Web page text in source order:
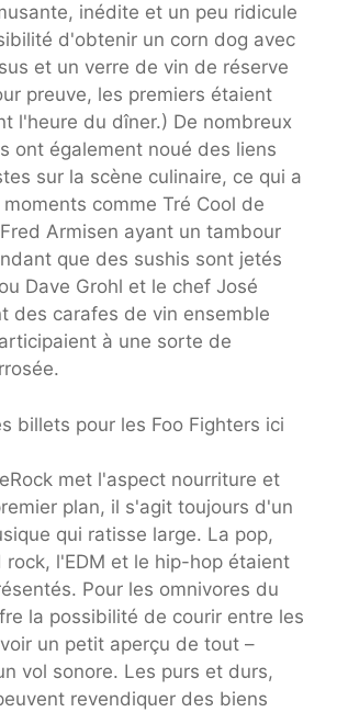
inédite et un peu ridicule
d'obtenir un corn dog avec
et un verre de vin de réserve
preuve, les premiers étaient
l'heure du dîner.) De nombreux
ont également noué des liens
sur la scène culinaire, ce qui a
comme Tré Cool de
Armisen ayant un tambour
que des sushis sont jetés
Dave Grohl et le chef José
des carafes de vin ensemble
à une sorte de
billets pour les Foo Fighters ici
met l'aspect nourriture et
plan, il s'agit toujours d'un
qui ratisse large. La pop,
rock, l'EDM et le hip-hop étaient
Pour les omnivores du
la possibilité de courir entre les
un petit aperçu de tout –
vol sonore. Les purs et durs,
revendiquer des biens